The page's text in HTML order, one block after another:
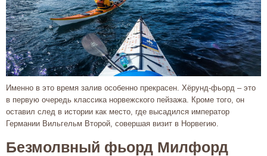
Именно в это время залив особенно прекрасен. Хёрунд-фьорд – это
в первую очередь классика норвежского пейзажа. Кроме того, он
оставил след в истории как место, где высадился император
Германии Вильгельм Второй, совершая визит в Норвегию.
Безмолвный фьорд Милфорд